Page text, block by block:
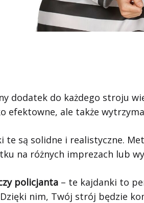
dodatek do każdego stroju
efektowne, ale także
te są solidne i realistyczne.
na różnych imprezach lub
policjanta – te kajdanki to
nim, Twój strój będzie